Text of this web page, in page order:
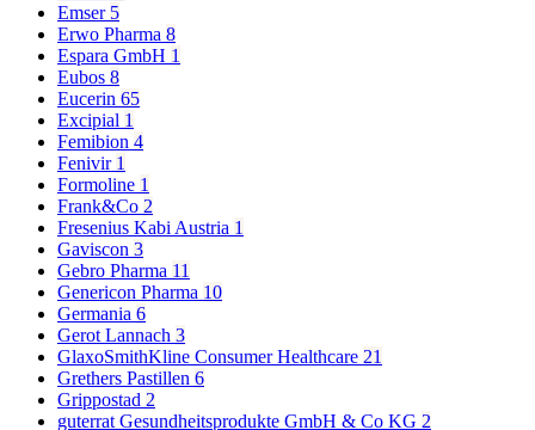
Emser 5
Erwo Pharma 8
Espara GmbH 1
Eubos 8
Eucerin 65
Excipial 1
Femibion 4
Fenivir 1
Formoline 1
Frank&Co 2
Fresenius Kabi Austria 1
Gaviscon 3
Gebro Pharma 11
Genericon Pharma 10
Germania 6
Gerot Lannach 3
GlaxoSmithKline Consumer Healthcare 21
Grethers Pastillen 6
Grippostad 2
guterrat Gesundheitsprodukte GmbH & Co KG 2